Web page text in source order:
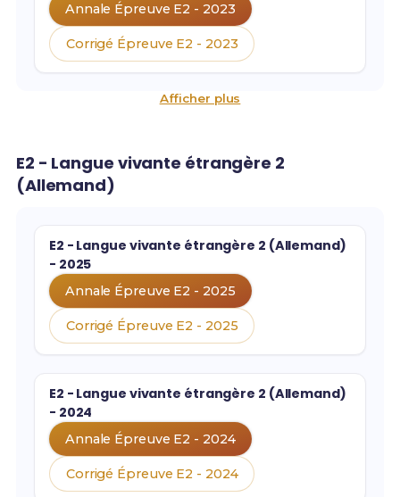
Annale Épreuve E2 - 2023
Corrigé Épreuve E2 - 2023
Afficher plus
E2 - Langue vivante étrangère 2
(Allemand)
E2 - Langue vivante étrangère 2 (Allemand)
- 2025
Annale Épreuve E2 - 2025
Corrigé Épreuve E2 - 2025
E2 - Langue vivante étrangère 2 (Allemand)
- 2024
Annale Épreuve E2 - 2024
Corrigé Épreuve E2 - 2024